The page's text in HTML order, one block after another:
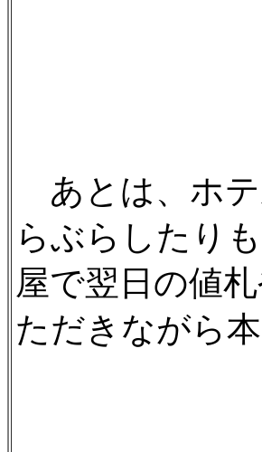
あとは、ホテ
らぶらしたり
屋で翌日の値
ただきながら